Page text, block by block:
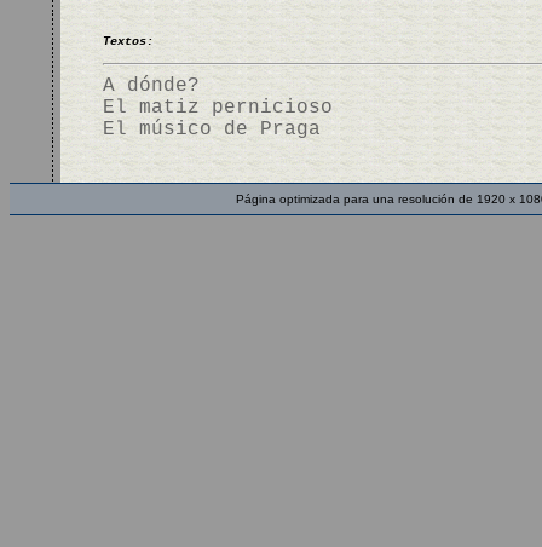
Textos:
A dónde?
El matiz pernicioso
El músico de Praga
Página optimizada para una resolución de 1920 x